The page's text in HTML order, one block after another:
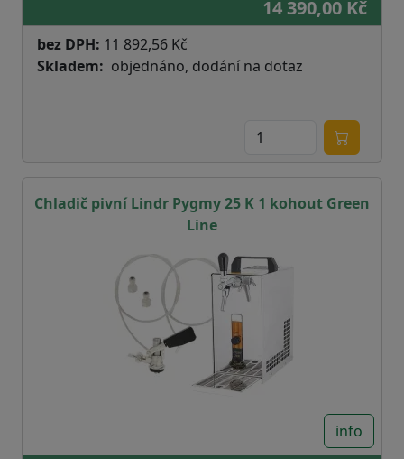
14 390,00 Kč
bez DPH: 11 892,56 Kč
Skladem
objednáno, dodání na dotaz
Chladič pivní Lindr Pygmy 25 K 1 kohout Green
Line
info